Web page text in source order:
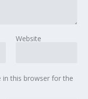
Website
in this browser for the